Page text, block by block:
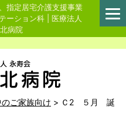
指定居宅介護支援事業
ーション科 | 医療法人
病院
のご家族向け > Ｃ2 ５月 誕